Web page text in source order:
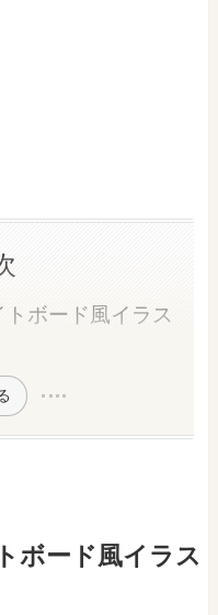
トボード風イラス
ボード風イラス